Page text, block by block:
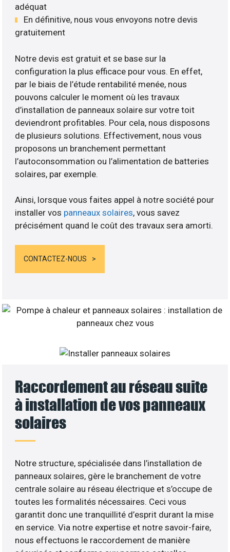
adéquat
En définitive, nous vous envoyons notre devis
gratuitement
Notre devis est gratuit et se base sur la
configuration la plus efficace pour vous. En effet,
par le biais de l’étude rentabilité menée, nous
pouvons calculer le moment où les travaux
d’installation de panneaux solaire sur votre toit
deviendront profitables. Pour cela, nous disposons
de plusieurs solutions. Effectivement, nous vous
proposons un branchement permettant
l’autoconsommation ou l’alimentation de batteries
solaires, par exemple.
Ainsi, lorsque vous faites appel à notre société pour
installer vos panneaux solaires, vous savez
précisément quand le coût des travaux sera amorti.
CONTACTEZ-NOUS
Raccordement au réseau suite
à installation de vos panneaux
solaires
Notre structure, spécialisée dans l’installation de
panneaux solaires, gère le branchement de votre
centrale solaire au réseau électrique et s’occupe de
toutes les formalités nécessaires. Ceci vous
garantit donc une tranquillité d’esprit durant la mise
en service. Via notre expertise et notre savoir-faire,
nous effectuons le raccordement de manière